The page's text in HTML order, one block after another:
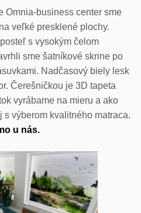
Omnia-business center sme
veľké presklené plochy.
s vysokým čelom
sme šatníkové skrine po
Nadčasový biely lesk
Čerešničkou je 3D tapeta
vyrábame na mieru a ako
výberom kvalitného matraca.
u nás.